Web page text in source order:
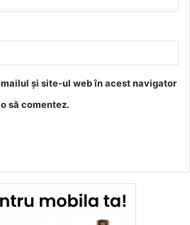
și site-ul web în acest navigator
să comentez.